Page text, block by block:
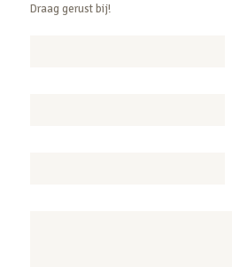
Draag gerust bij!